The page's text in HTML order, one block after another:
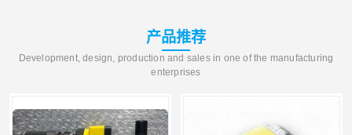
产品推荐
Development, design, production and sales in one of the manufacturing
enterprises